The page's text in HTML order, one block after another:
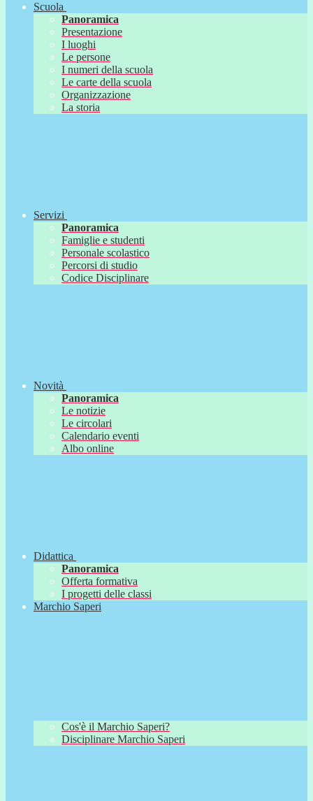
Scuola
Panoramica
Presentazione
I luoghi
Le persone
I numeri della scuola
Le carte della scuola
Organizzazione
La storia
Servizi
Panoramica
Famiglie e studenti
Personale scolastico
Percorsi di studio
Codice Disciplinare
Novità
Panoramica
Le notizie
Le circolari
Calendario eventi
Albo online
Didattica
Panoramica
Offerta formativa
I progetti delle classi
Marchio Saperi
Cos'è il Marchio Saperi?
Disciplinare Marchio Saperi